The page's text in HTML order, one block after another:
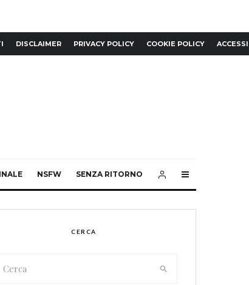
DISCLAIMER PRIVACY POLICY COOKIE POLICY
NSFW SENZA RITORNO
CERCA